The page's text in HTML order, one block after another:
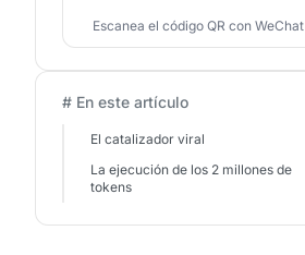
Escanea el código QR con WeChat
# En este artículo
El catalizador viral
La ejecución de los 2 millones de
tokens